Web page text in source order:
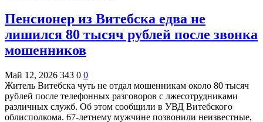
Пенсионер из Витебска едва не
лишился 80 тысяч рублей после звонка
мошенников
Май 12, 2026 343 0 0
Житель Витебска чуть не отдал мошенникам около 80 тысяч
рублей после телефонных разговоров с лжесотрудниками
различных служб. Об этом сообщили в УВД Витебского
облисполкома. 67-летнему мужчине позвонили неизвестные,